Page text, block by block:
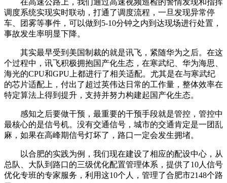
在高速公路上，我们通过高速视频巡检的警情发现和指挥
调度系统实现实时联动，打通了调度流程，一旦发现异常停
车、团雾等事件，可以做到5-10分钟之内到达现场进行处置，
事故发生率明显下降。
其实最早受到美国制裁的就是讯飞，紧随华为之后。在这
个过程中，讯飞积极拥抱国产化生态，在寒武纪、华为海思、
海光的CPU和GPU上都进行了相关适配。尤其是在与寒武纪
的芯片适配上，付出了超过英伟达日常的工作量，整体效率在
特定算法上得到提升，支持并努力构建起国产化生态。
感知之后要做干预，最重要的干预手段就是管控，管控中
最核心的是信号机。没有交通信号，城市的交通肯定是一团乱
麻，如果在高峰期信号灯坏了，路口一定会发生拥堵。
以合肥的实践为例，我们现在建设了相应的配设中心，从
总队、大队到路口的三级优化配置管理体系，提供了10人信号
优化专班的专家服务，利用这10个人，管理了合肥市2148个路